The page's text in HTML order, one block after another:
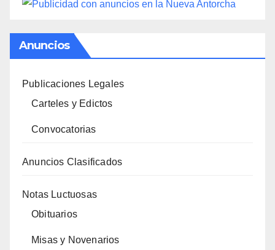
Anuncios
Publicaciones Legales
Carteles y Edictos
Convocatorias
Anuncios Clasificados
Notas Luctuosas
Obituarios
Misas y Novenarios